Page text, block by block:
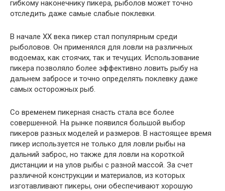
гибкому наконечнику пикера, рыболов может точно
отследить даже самые слабые поклевки.
В начале XX века пикер стал популярным среди
рыболовов. Он применялся для ловли на различных
водоемах, как стоячих, так и течущих. Использование
пикера позволяло более эффективно ловить рыбу на
дальнем забросе и точно определять поклевку даже
самых осторожных рыб.
Cо временем пикерная снасть стала все более
совершенной. На рынке появился большой выбор
пикеров разных моделей и размеров. В настоящее время
пикер используется не только для ловли рыбы на
дальний заброс, но также для ловли на короткой
дистанции и на улов рыбы с разной массой. За счет
различной конструкции и материалов, из которых
изготавливают пикеры, они обеспечивают хорошую